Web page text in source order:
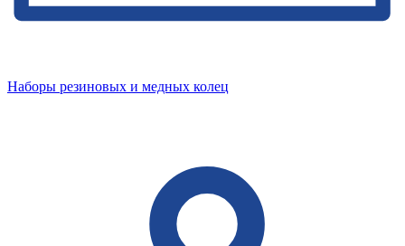
Наборы резиновых и медных колец